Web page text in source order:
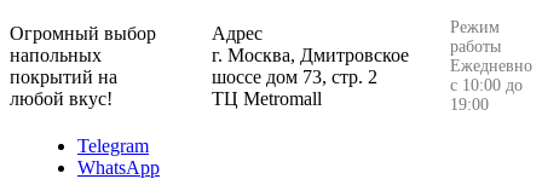
Огромный выбор
напольных
покрытий на
любой вкус!
Адрес
г. Москва, Дмитровское
шоссе дом 73, стр. 2
ТЦ Metromall
Режим
работы
Ежедневно
с 10:00 до
19:00
Telegram
WhatsApp